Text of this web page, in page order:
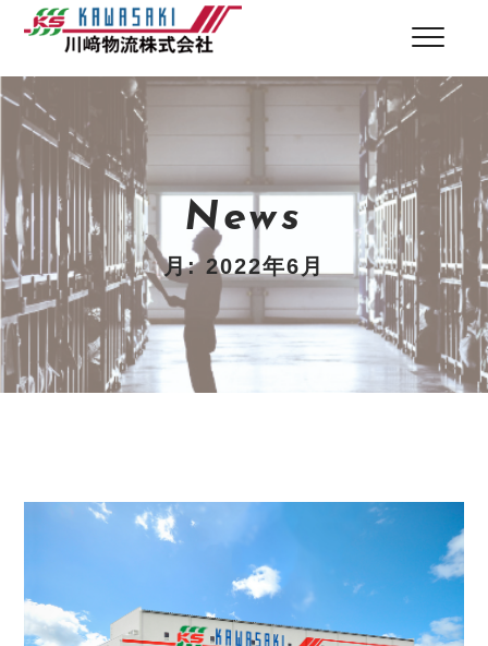
News
月: 2022年6月